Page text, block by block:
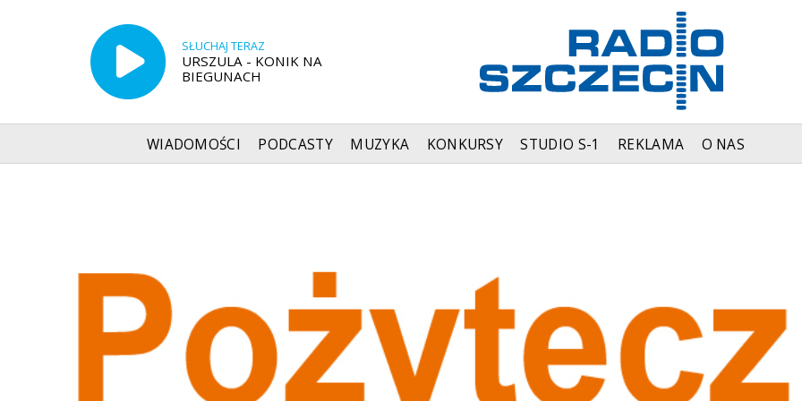
SŁUCHAJ TERAZ
URSZULA - KONIK NA
BIEGUNACH
WIADOMOŚCI PODCASTY MUZYKA KONKURSY STUDIO S-1 REKLAMA O NAS